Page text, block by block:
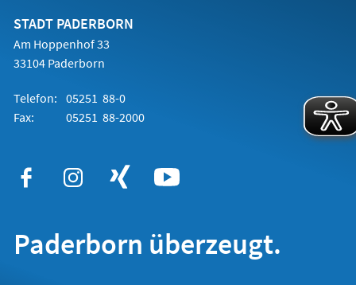
STADT PADERBORN
Am Hoppenhof 33
33104 Paderborn
Telefon: 05251 88-0
Fax:
05251 88-2000
Paderborn überzeugt.